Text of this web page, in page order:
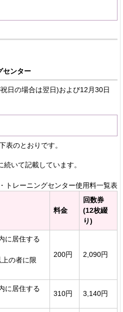
センター
日の場合は翌日)および12月30日
表のとおりです。
いて記載しています。
トレーニングセンター使用料一覧表
料金
回数券
(12枚綴
り)
に居住する
の者に限
200円 2,090円
に居住する
310円 3,140円